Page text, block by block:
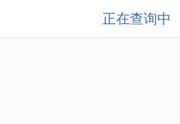
正在查询中